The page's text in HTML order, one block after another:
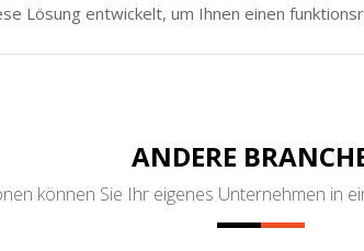
Lösung entwickelt, um Ihnen einen
ANDERE
können Sie Ihr eigenes Unternehmen in